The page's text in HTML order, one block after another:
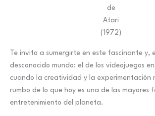
de
Atari
(1972)
Te invito a sumergirte en este fascinante y,
desconocido mundo: el de los videojuegos en
cuando la creatividad y la experimentación
rumbo de lo que hoy es una de las mayores
entretenimiento del planeta.